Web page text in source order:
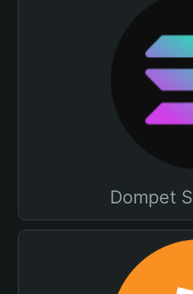
Dompet